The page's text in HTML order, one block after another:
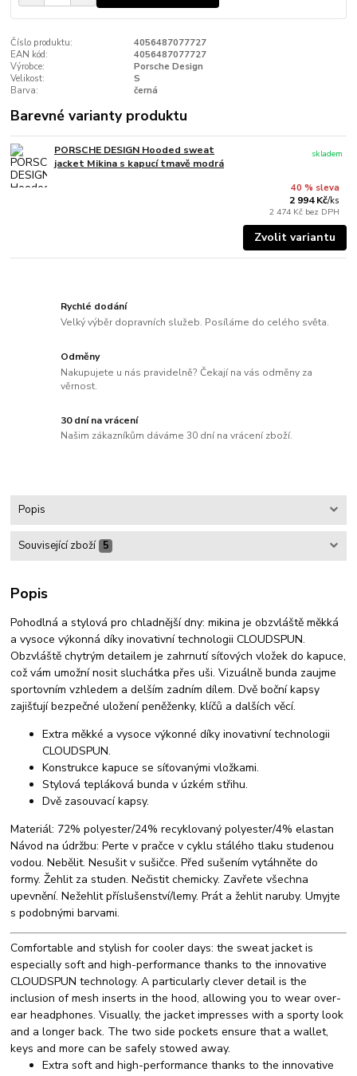
Číslo produktu:
4056487077727
EAN kód:
4056487077727
Výrobce:
Porsche Design
Velikost:
S
Barva:
černá
Barevné varianty produktu
PORSCHE DESIGN Hooded sweat
jacket Mikina s kapucí tmavě modrá
40 % sleva
2 994 Kč/ks
2 474 Kč bez DPH
skladem
Zvolit variantu
Rychlé dodání
Velký výběr dopravních služeb. Posíláme do celého světa.
Odměny
Nakupujete u nás pravidelně? Čekají na vás odměny za
věrnost.
30 dní na vrácení
Našim zákazníkům dáváme 30 dní na vrácení zboží.
Popis
Související zboží 5
Popis
Pohodlná a stylová pro chladnější dny: mikina je obzvláště měkká
a vysoce výkonná díky inovativní technologii CLOUDSPUN.
Obzvláště chytrým detailem je zahrnutí síťových vložek do kapuce,
což vám umožní nosit sluchátka přes uši. Vizuálně bunda zaujme
sportovním vzhledem a delším zadním dílem. Dvě boční kapsy
zajišťují bezpečné uložení peněženky, klíčů a dalších věcí.
Extra měkké a vysoce výkonné díky inovativní technologii
CLOUDSPUN.
Konstrukce kapuce se síťovanými vložkami.
Stylová tepláková bunda v úzkém střihu.
Dvě zasouvací kapsy.
Materiál: 72% polyester/24% recyklovaný polyester/4% elastan
Návod na údržbu: Perte v pračce v cyklu stálého tlaku studenou
vodou. Nebělit. Nesušit v sušičce. Před sušením vytáhněte do
formy. Žehlit za studen. Nečistit chemicky. Zavřete všechna
upevnění. Nežehlit příslušenství/lemy. Prát a žehlit naruby. Umyjte
s podobnými barvami.
Comfortable and stylish for cooler days: the sweat jacket is
especially soft and high-performance thanks to the innovative
CLOUDSPUN technology. A particularly clever detail is the
inclusion of mesh inserts in the hood, allowing you to wear over-
ear headphones. Visually, the jacket impresses with a sporty look
and a longer back. The two side pockets ensure that a wallet,
keys and more can be safely stowed away.
Extra soft and high-performance thanks to the innovative